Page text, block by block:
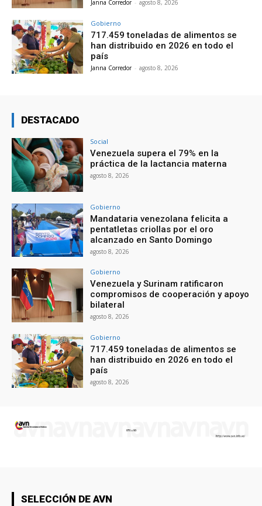
Janna Corredor - agosto 8, 2026
Gobierno
717.459 toneladas de alimentos se
han distribuido en 2026 en todo el
país
Janna Corredor - agosto 8, 2026
DESTACADO
Social
Venezuela supera el 79% en la
práctica de la lactancia materna
agosto 8, 2026
Gobierno
Mandataria venezolana felicita a
pentatletas criollas por el oro
alcanzado en Santo Domingo
agosto 8, 2026
Gobierno
Venezuela y Surinam ratificaron
compromisos de cooperación y apoyo
bilateral
agosto 8, 2026
Gobierno
717.459 toneladas de alimentos se
han distribuido en 2026 en todo el
país
agosto 8, 2026
SELECCIÓN DE AVN